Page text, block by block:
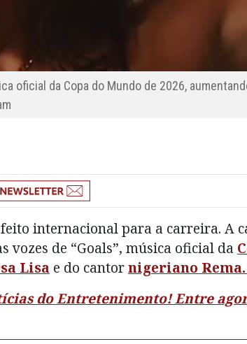
oficial da Copa do Mundo de 2026,
internacional para a carreira. A
de “Goals”, música oficial da
Lisa e do cantornigeriano Rema.
do Entretenimento! Entre